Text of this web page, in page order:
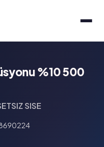
%10 500
SISE